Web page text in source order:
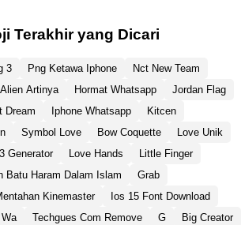
Terakhir yang Dicari
3 Png Ketawa Iphone
Nct New Team
Alien Artinya Hormat Whatsapp
Jordan Flag
Dream
Iphone Whatsapp
Kitcen
Symbol Love Bow Coquette
Love Unik
3 Generator Love Hands
Little Finger
Batu Haram Dalam Islam
Grab
Kinemaster
Ios 15 Font Download
Techgues Com Remove G
Big Creator